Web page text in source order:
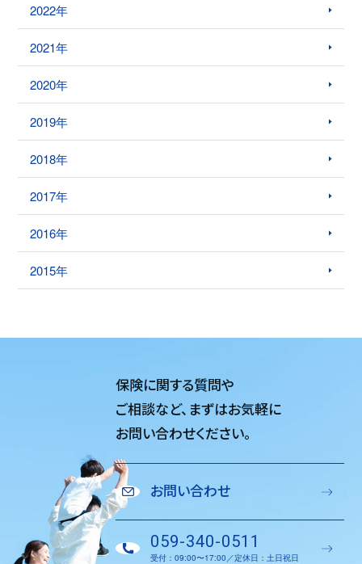
2022年
2021年
2020年
2019年
2018年
2017年
2016年
2015年
保険に関する質問や
ご相談など、 まずはお気軽に
お問い合わせください。
お問い合わせ
059-340-0511
受付：09:00〜17:00／定休日：土日祝日